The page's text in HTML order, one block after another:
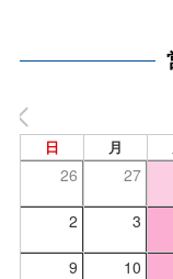
日 月
26 27
2 3
9 10